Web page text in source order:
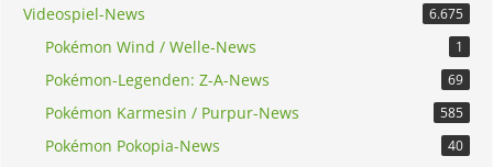
Videospiel-News 6.675
Pokémon Wind / Welle-News 1
Pokémon-Legenden: Z-A-News 69
Pokémon Karmesin / Purpur-News 585
Pokémon Pokopia-News 40